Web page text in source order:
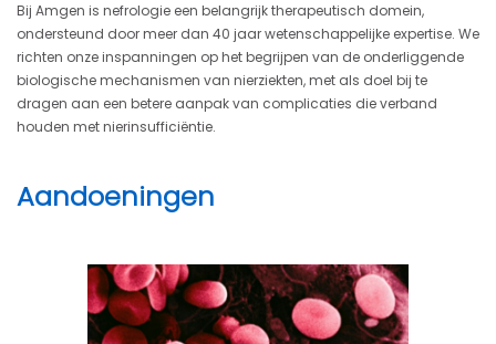
Bij Amgen is nefrologie een belangrijk therapeutisch domein,
ondersteund door meer dan 40 jaar wetenschappelijke expertise. We
richten onze inspanningen op het begrijpen van de onderliggende
biologische mechanismen van nierziekten, met als doel bij te
dragen aan een betere aanpak van complicaties die verband
houden met nierinsufficiëntie.
Aandoeningen